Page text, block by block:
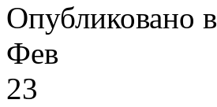
Опубликовано в
Фев
23